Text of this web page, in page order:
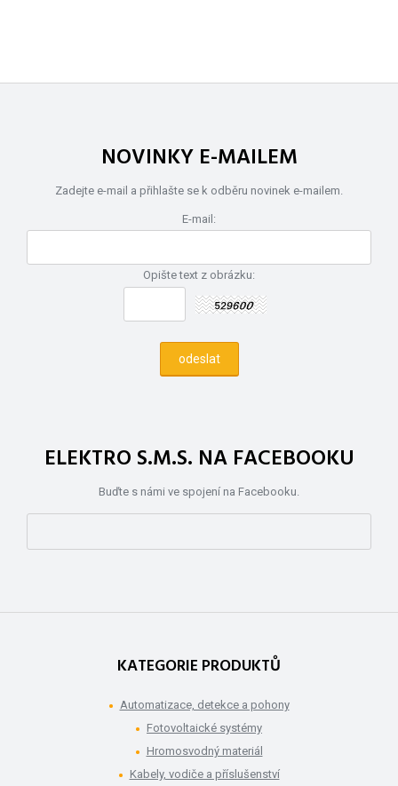
NOVINKY E-MAILEM
Zadejte e-mail a přihlašte se k odběru novinek e-mailem.
E-mail:
Opište text z obrázku:
ELEKTRO S.M.S. NA FACEBOOKU
Buďte s námi ve spojení na Facebooku.
KATEGORIE PRODUKTŮ
Automatizace, detekce a pohony
Fotovoltaické systémy
Hromosvodný materiál
Kabely, vodiče a příslušenství